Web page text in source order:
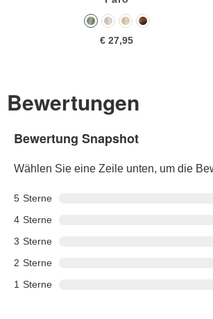
€ 27,95
Bewertungen
Bewertung Snapshot
Wählen Sie eine Zeile unten, um die
5 Sterne
4 Sterne
3 Sterne
2 Sterne
1 Sterne